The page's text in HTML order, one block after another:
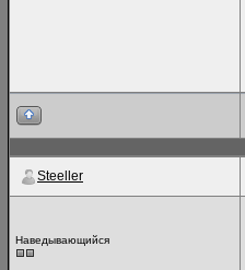
Steeller
Наведывающийся